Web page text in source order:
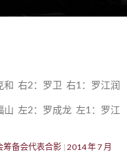
右2：罗卫 右1：罗江润
左2：罗成龙 左1：罗江
筹备会代表合影 2014 年 7 月